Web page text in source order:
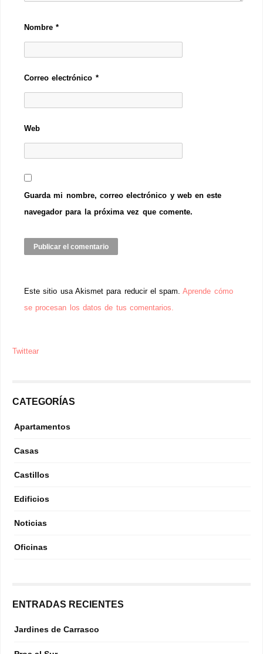
Nombre*
Correo electrónico *
Web
Guarda mi nombre, correo electrónico y web en este
navegador para la próxima vez que comente.
Este sitio usa Akismet para reducir el spam.Aprende cómo
se procesan los datos de tus comentarios.
Twittear
CATEGORÍAS
Apartamentos
Casas
Castillos
Edificios
Noticias
Oficinas
ENTRADAS RECIENTES
Jardines de Carrasco